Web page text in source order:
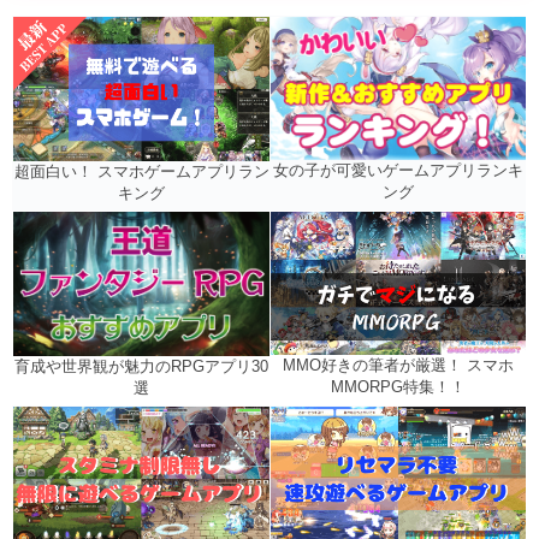
超面白い！ スマホゲームアプリラン
キング
女の子が可愛いゲームアプリランキ
ング
育成や世界観が魅力のRPGアプリ30
選
MMO好きの筆者が厳選！ スマホ
MMORPG特集！！